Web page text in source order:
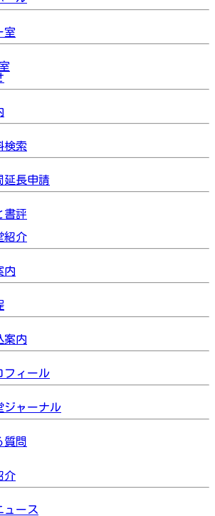
室
検索
延長申請
書評
紹介
内
案内
フィール
ジャーナル
質問
介
ュース